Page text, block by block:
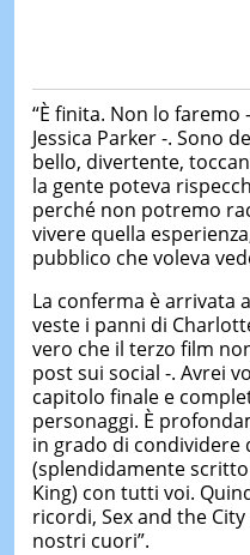
“È finita. Non lo faremo
Jessica Parker -. Sono
bello, divertente,
la gente poteva
perché non potremo
vivere quella
pubblico che voleva
La conferma è arrivata
veste i panni di
vero che il terzo film
post sui social -. Avrei
capitolo finale e
personaggi. È
in grado di condividere
(splendidamente
King) con tutti voi.
ricordi, Sex and the
nostri cuori”.